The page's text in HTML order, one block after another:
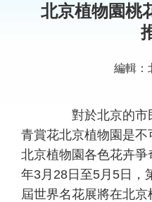
北京植物園桃
編輯：
對於北京的市
青賞花北京植物園是不
北京植物園各色花卉
年3月28日至5月5日，
屆世界名花展將在北